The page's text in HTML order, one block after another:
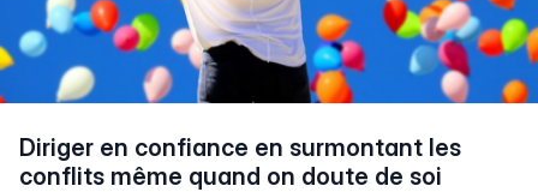
Diriger en confiance en surmontant les
conflits même quand on doute de soi